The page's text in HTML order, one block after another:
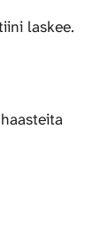
laskee.